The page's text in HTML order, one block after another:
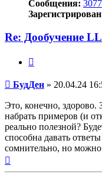
Сообщения: 3077
Re: Дообучение
Сообщение
БудДен » 20.04.24
Это, конечно, здорово.
набрать примеров (и
реально полезной?
способна давать
сомнительно, но можно